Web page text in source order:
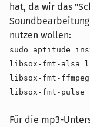
hat, da wir das
nutzen wollen:
sudo aptitude
libsox-fmt-alsa
libsox-fmt-
libsox-fmt-pulse
Für die mp3-